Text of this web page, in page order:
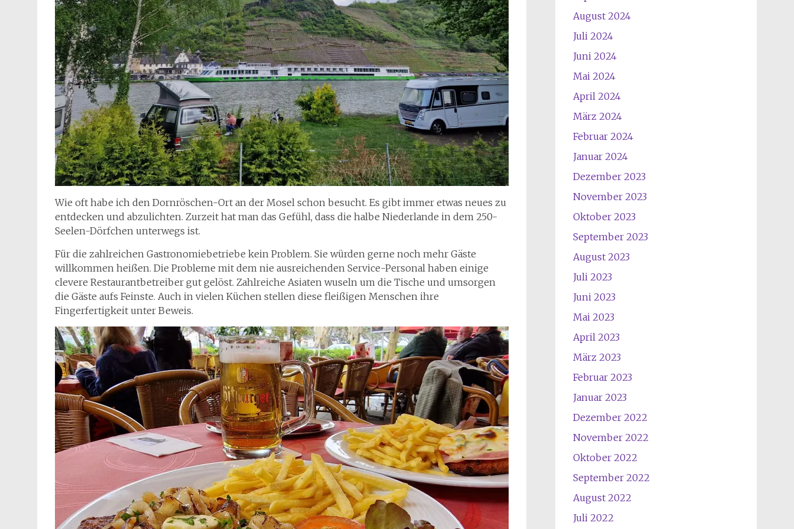
Wie oft habe ich den Dornröschen-Ort an der Mosel schon besucht. Es gibt immer etwas neues zu
entdecken und abzulichten. Zurzeit hat man das Gefühl, dass die halbe Niederlande in dem 250-
Seelen-Dörfchen unterwegs ist.
Für die zahlreichen Gastronomiebetriebe kein Problem. Sie würden gerne noch mehr Gäste
willkommen heißen. Die Probleme mit dem nie ausreichenden Service-Personal haben einige
clevere Restaurantbetreiber gut gelöst. Zahlreiche Asiaten wuseln um die Tische und umsorgen
die Gäste aufs Feinste. Auch in vielen Küchen stellen diese fleißigen Menschen ihre
Fingerfertigkeit unter Beweis.
August 2024
Juli 2024
Juni 2024
Mai 2024
April 2024
März 2024
Februar 2024
Januar 2024
Dezember 2023
November 2023
Oktober 2023
September 2023
August 2023
Juli 2023
Juni 2023
Mai 2023
April 2023
März 2023
Februar 2023
Januar 2023
Dezember 2022
November 2022
Oktober 2022
September 2022
August 2022
Juli 2022